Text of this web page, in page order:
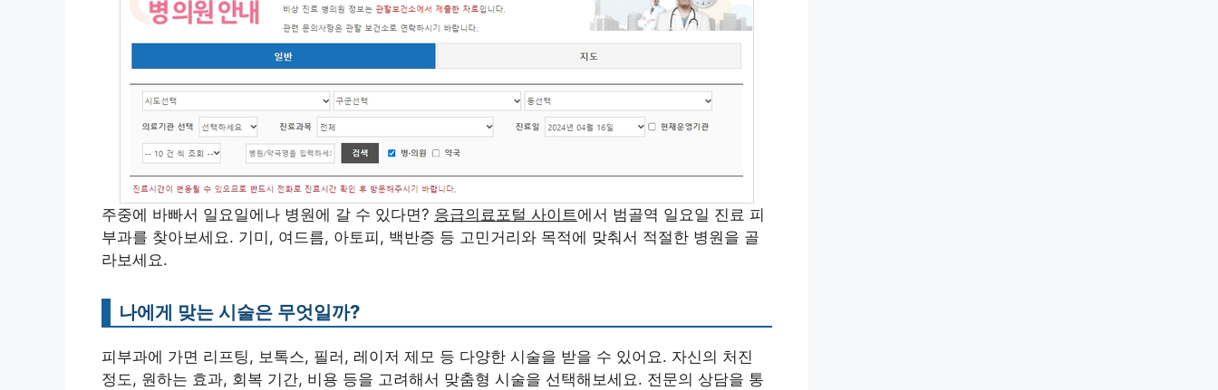
주중에 바빠서 일요일에나 병원에 갈 수 있다면? 응급의료포털 사이트에서 범골역 일요일 진료 피
부과를 찾아보세요. 기미, 여드름, 아토피, 백반증 등 고민거리와 목적에 맞춰서 적절한 병원을 골
라보세요.
나에게 맞는 시술은 무엇일까?
피부과에 가면 리프팅, 보톡스, 필러, 레이저 제모 등 다양한 시술을 받을 수 있어요. 자신의 처진
정도, 원하는 효과, 회복 기간, 비용 등을 고려해서 맞춤형 시술을 선택해보세요. 전문의 상담을 통